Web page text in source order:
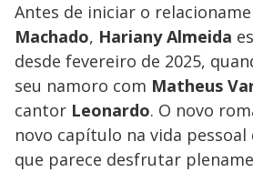
Antes de iniciar o
Machado, Hariany Almeida
desde fevereiro de 2025,
seu namoro com Matheus
cantor Leonardo. O novo
novo capítulo na vida
que parece desfrutar